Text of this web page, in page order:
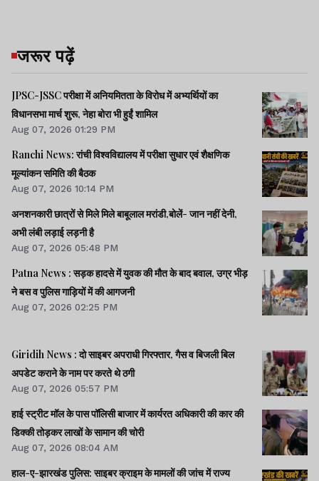
जरूर पढ़ें
JPSC-JSSC परीक्षा में अनियमितता के विरोध में अभ्यर्थियों का
विधानसभा मार्च शुरू, नेहा बोरा भी हुईं शामिल
Aug 07, 2026 01:29 PM
Ranchi News: रांची विश्वविद्यालय में परीक्षा सुधार एवं शैक्षणिक
मूल्यांकन समिति की बैठक
Aug 07, 2026 10:14 PM
अनशनकारी छात्रों से मिले मिले बाबूलाल मरांडी,बोलें- जान नहीं देनी,
अभी लंबी लड़ाई लड़नी है
Aug 07, 2026 05:48 PM
Patna News : सड़क हादसे में युवक की मौत के बाद बवाल, उग्र भीड़
ने बस व पुलिस गाड़ियों में की आगजनी
Aug 07, 2026 02:25 PM
Giridih News : दो साइबर अपराधी गिरफ्तार, गैस व बिजली बिल
अपडेट कराने के नाम पर करते थे ठगी
Aug 07, 2026 05:57 PM
हाई स्ट्रीट मॉल के पास पॉलिसी बाजार में कार्यरत अधिकारी की कार की
डिक्की तोड़कर लाखों के सामान की चोरी
Aug 07, 2026 08:04 AM
हाल-ए-झारखंड पुलिस: साइबर क्राइम के मामलों की जांच में राज्य